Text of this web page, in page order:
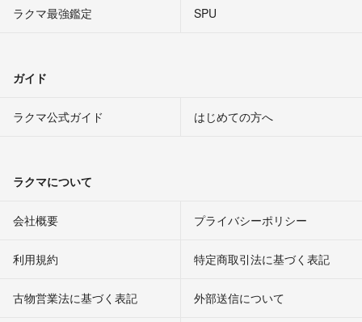
ラクマ最強鑑定
SPU
ガイド
ラクマ公式ガイド はじめての方へ
ラクマについて
会社概要 プライバシーポリシー
利用規約 特定商取引法に基づく表記
古物営業法に基づく表記 外部送信について